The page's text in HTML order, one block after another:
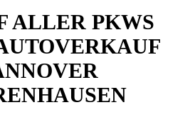
ALLER PKWS